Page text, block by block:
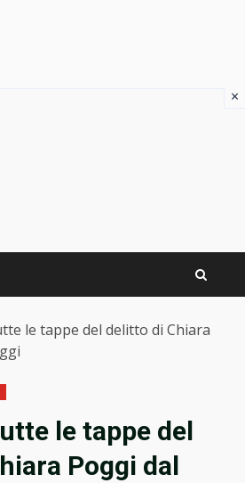
le tappe del delitto di Chiara
le tappe del
Poggi dal
×